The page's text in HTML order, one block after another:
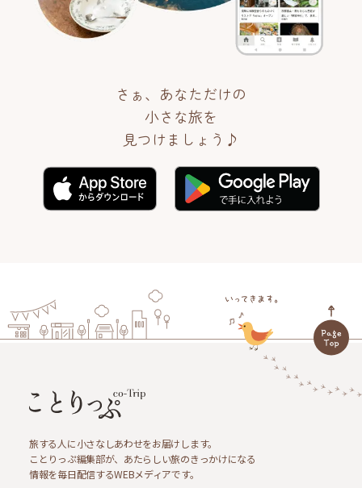
さぁ、あなただけの
小さな旅を
見つけましょう♪
旅する人に小さなしあわせをお届けします。
ことりっぷ編集部が、あたらしい旅のきっかけになる
情報を毎日配信するWEBメディアです。